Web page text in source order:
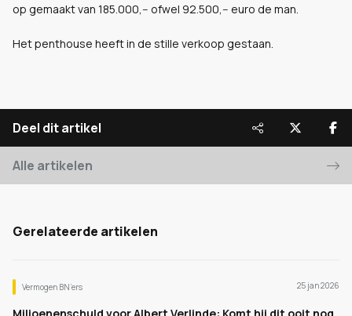
op gemaakt van 185.000,-- ofwel 92.500,-- euro de man.
Het penthouse heeft in de stille verkoop gestaan.
Deel dit artikel
Alle artikelen
Gerelateerde artikelen
Vermogen BN’ers 25 jan 2026